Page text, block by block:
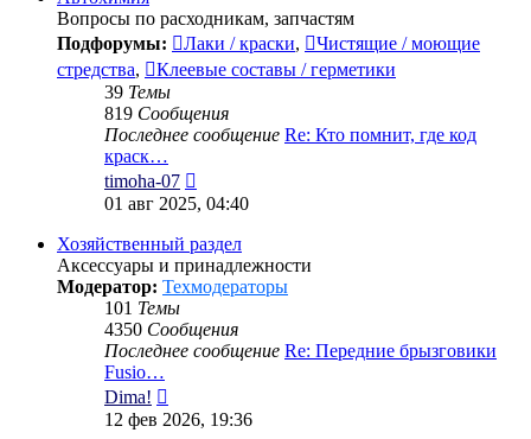
Вопросы по расходникам, запчастям
Подфорумы:
Лаки / краски,
Чистящие / моющие
стредства,
Клеевые составы / герметики
39 Темы
819 Сообщения
Последнее сообщение Re: Кто помнит, где код
краск…
timoha-07
сообщению
01 авг 2025, 04:40
Хозяйственный раздел
Аксессуары и принадлежности
Модератор: Техмодераторы
101 Темы
4350 Сообщения
Последнее сообщение Re: Передние брызговики
Fusio…
Dima!
к
12 фев 2026, 19:36